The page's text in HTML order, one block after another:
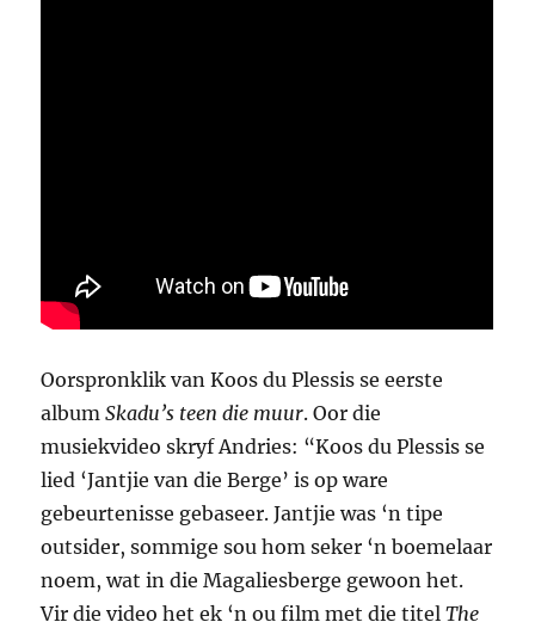
Oorspronklik van Koos du Plessis se eerste
albumSkadu’s teen die muur. Oor die
musiekvideo skryf Andries: “Koos du Plessis se
lied ‘Jantjie van die Berge’ is op ware
gebeurtenisse gebaseer. Jantjie was ‘n tipe
outsider, sommige sou hom seker ‘n boemelaar
noem, wat in die Magaliesberge gewoon het.
Vir die video het ek ‘n ou film met die titelThe